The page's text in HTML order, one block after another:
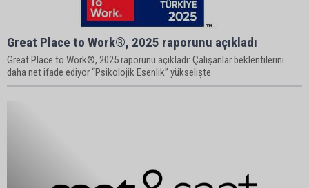
Great Place to Work®, 2025 raporunu açıkladı
Great Place to Work®, 2025 raporunu açıkladı: Çalışanlar beklentilerini
daha net ifade ediyor “Psikolojik Esenlik” yükselişte.